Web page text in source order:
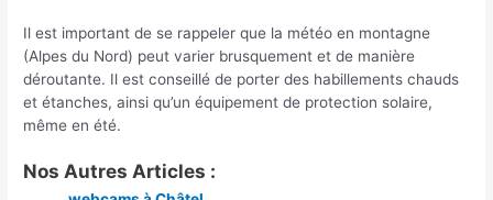
Il est important de se rappeler que la météo en montagne
(Alpes du Nord) peut varier brusquement et de manière
déroutante. Il est conseillé de porter des habillements chauds
et étanches, ainsi qu’un équipement de protection solaire,
même en été.
Nos Autres Articles :